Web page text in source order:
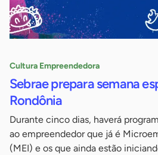
Cultura Empreendedora
Sebrae prepara semana
Rondônia
Durante cinco dias, haverá
ao empreendedor que já é
(MEI) e os que ainda estão